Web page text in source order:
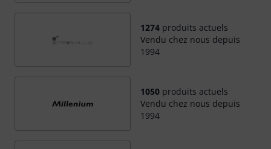
1274produits actuels
Vendu chez nous depuis
1994
1050produits actuels
Vendu chez nous depuis
1994